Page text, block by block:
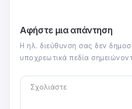
Αφήστε μια απάντηση
Η ηλ. διεύθυνση σας δεν
υποχρεωτικά πεδία